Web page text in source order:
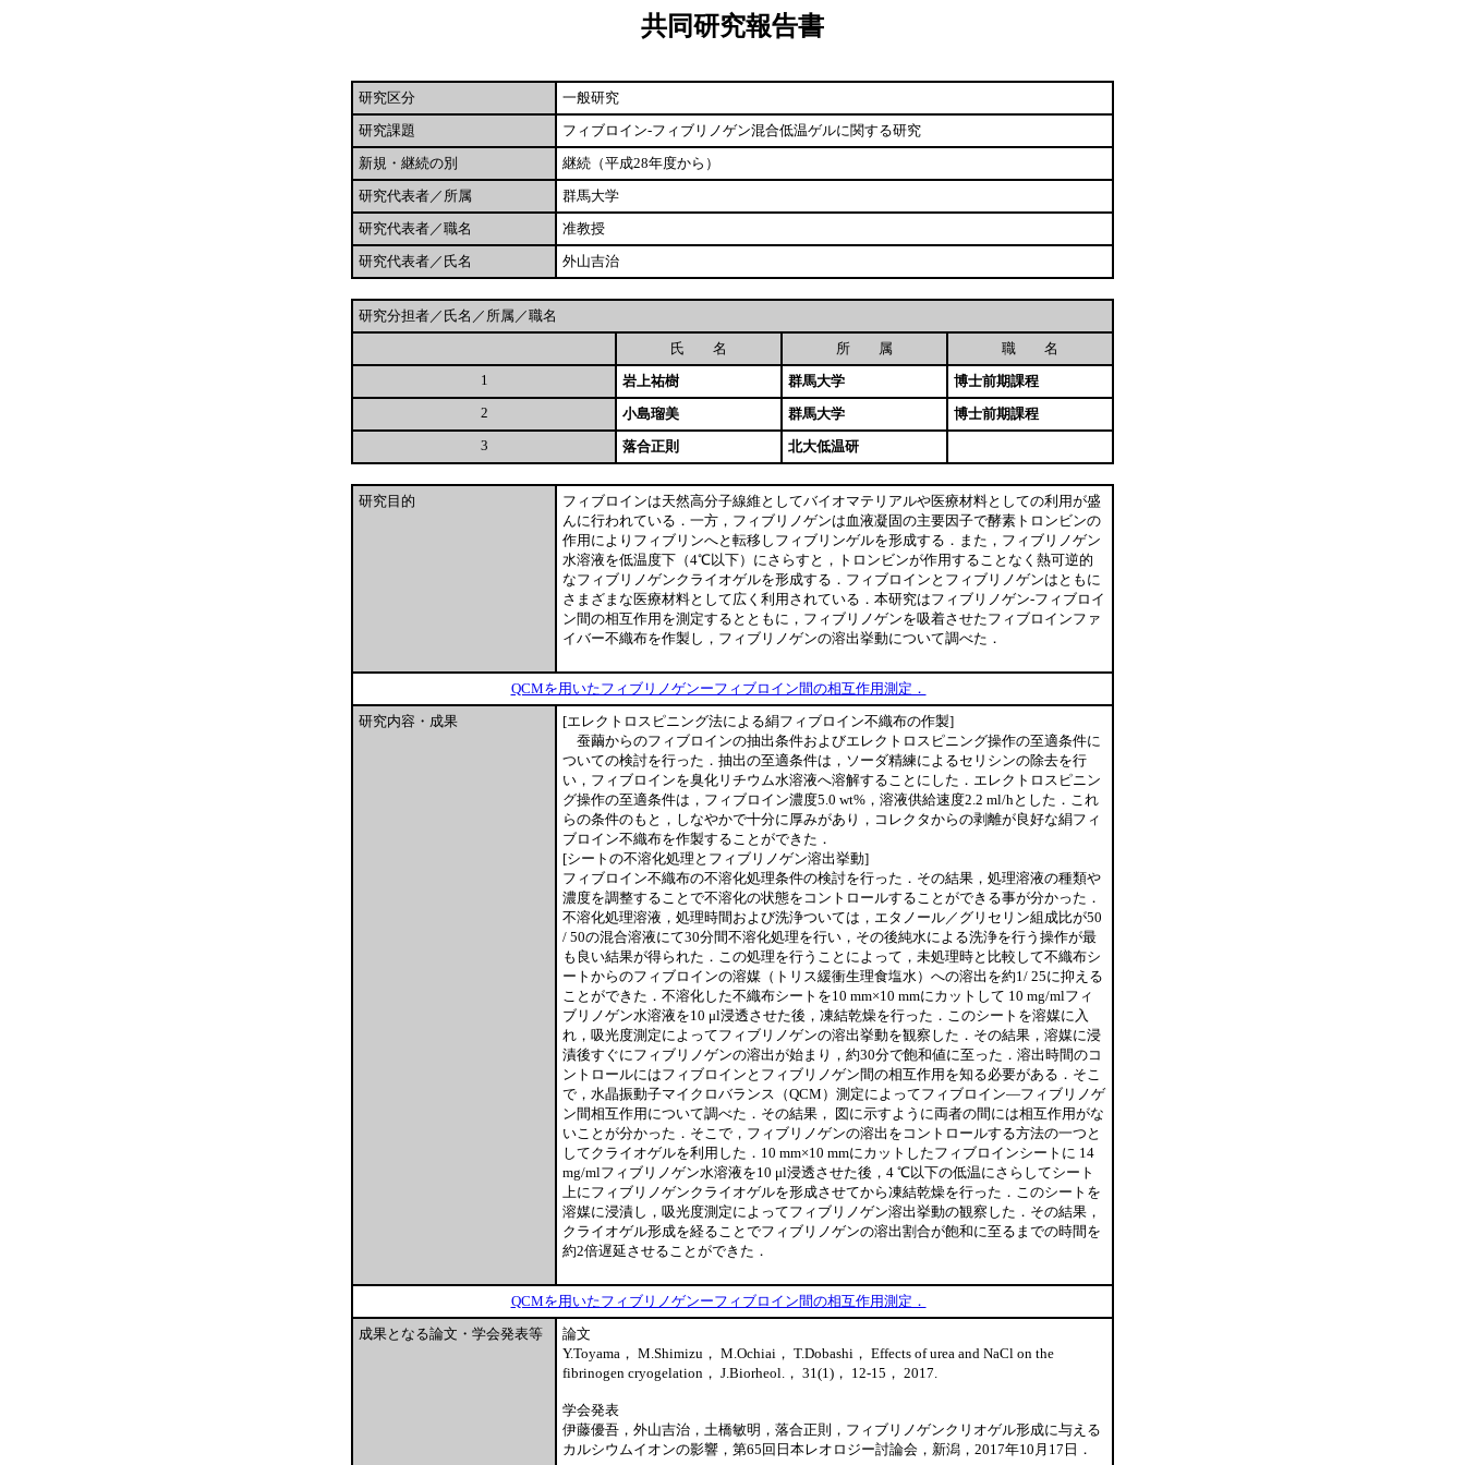
共同研究報告書
研究区分
一般研究
研究課題
フィブロイン-フィブリノゲン混合低温ゲルに関する研究
新規・継続の別
継続（平成28年度から）
研究代表者／所属
群馬大学
研究代表者／職名
准教授
研究代表者／氏名
外山吉治
研究分担者／氏名／所属／職名
氏 名
所 属
職 名
1
岩上祐樹 群馬大学
博士前期課程
2
小島瑠美 群馬大学
博士前期課程
3
落合正則 北大低温研
研究目的
フィブロインは天然高分子線維としてバイオマテリアルや医療材料としての利用が盛
んに行われている．一方，フィブリノゲンは血液凝固の主要因子で酵素トロンビンの
作用によりフィブリンへと転移しフィブリンゲルを形成する．また，フィブリノゲン
水溶液を低温度下（4℃以下）にさらすと，トロンビンが作用することなく熱可逆的
なフィブリノゲンクライオゲルを形成する．フィブロインとフィブリノゲンはともに
さまざまな医療材料として広く利用されている．本研究はフィブリノゲン-フィブロイ
ン間の相互作用を測定するとともに，フィブリノゲンを吸着させたフィブロインファ
イバー不織布を作製し，フィブリノゲンの溶出挙動について調べた．
QCMを用いたフィブリノゲンーフィブロイン間の相互作用測定．
研究内容・成果
[エレクトロスピニング法による絹フィブロイン不織布の作製]
蚕繭からのフィブロインの抽出条件およびエレクトロスピニング操作の至適条件に
ついての検討を行った．抽出の至適条件は，ソーダ精練によるセリシンの除去を行
い，フィブロインを臭化リチウム水溶液へ溶解することにした．エレクトロスピニン
グ操作の至適条件は，フィブロイン濃度5.0 wt%，溶液供給速度2.2 ml/hとした．これ
らの条件のもと，しなやかで十分に厚みがあり，コレクタからの剥離が良好な絹フィ
ブロイン不織布を作製することができた．
[シートの不溶化処理とフィブリノゲン溶出挙動]
フィブロイン不織布の不溶化処理条件の検討を行った．その結果，処理溶液の種類や
濃度を調整することで不溶化の状態をコントロールすることができる事が分かった．
不溶化処理溶液，処理時間および洗浄ついては，エタノール／グリセリン組成比が50
/ 50の混合溶液にて30分間不溶化処理を行い，その後純水による洗浄を行う操作が最
も良い結果が得られた．この処理を行うことによって，未処理時と比較して不織布シ
ートからのフィブロインの溶媒（トリス緩衝生理食塩水）への溶出を約1/ 25に抑える
ことができた．不溶化した不織布シートを10 mm×10 mmにカットして 10 mg/mlフィ
ブリノゲン水溶液を10 μl浸透させた後，凍結乾燥を行った．このシートを溶媒に入
れ，吸光度測定によってフィブリノゲンの溶出挙動を観察した．その結果，溶媒に浸
漬後すぐにフィブリノゲンの溶出が始まり，約30分で飽和値に至った．溶出時間のコ
ントロールにはフィブロインとフィブリノゲン間の相互作用を知る必要がある．そこ
で，水晶振動子マイクロバランス（QCM）測定によってフィブロイン—フィブリノゲ
ン間相互作用について調べた．その結果， 図に示すように両者の間には相互作用がな
いことが分かった．そこで，フィブリノゲンの溶出をコントロールする方法の一つと
してクライオゲルを利用した．10 mm×10 mmにカットしたフィブロインシートに 14
mg/mlフィブリノゲン水溶液を10 μl浸透させた後，4 ℃以下の低温にさらしてシート
上にフィブリノゲンクライオゲルを形成させてから凍結乾燥を行った．このシートを
溶媒に浸漬し，吸光度測定によってフィブリノゲン溶出挙動の観察した．その結果，
クライオゲル形成を経ることでフィブリノゲンの溶出割合が飽和に至るまでの時間を
約2倍遅延させることができた．
QCMを用いたフィブリノゲンーフィブロイン間の相互作用測定．
成果となる論文・学会発表等
論文
Y.Toyama， M.Shimizu， M.Ochiai， T.Dobashi， Effects of urea and NaCl on the
fibrinogen cryogelation， J.Biorheol.， 31(1)， 12-15， 2017.
学会発表
伊藤優吾，外山吉治，土橋敏明，落合正則，フィブリノゲンクリオゲル形成に与える
カルシウムイオンの影響，第65回日本レオロジー討論会，新潟，2017年10月17日．